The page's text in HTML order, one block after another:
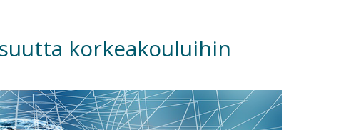
korkeakouluihin